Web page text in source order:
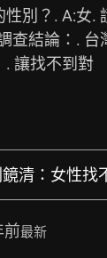
別？. A:女.
查結論：.
. 讓找不到對
清：女性找
前最新